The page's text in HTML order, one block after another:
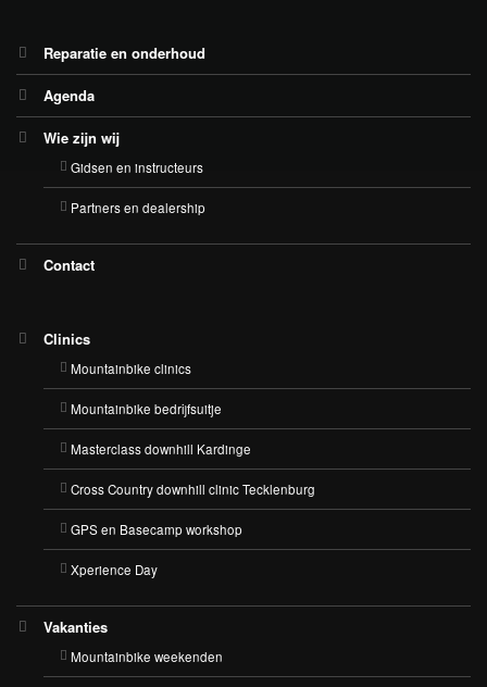
Reparatie en onderhoud
Agenda
Wie zijn wij
Gidsen en instructeurs
Partners en dealership
Contact
Clinics
Mountainbike clinics
Mountainbike bedrijfsuitje
Masterclass downhill Kardinge
Cross Country downhill clinic Tecklenburg
GPS en Basecamp workshop
Xperience Day
Vakanties
Mountainbike weekenden